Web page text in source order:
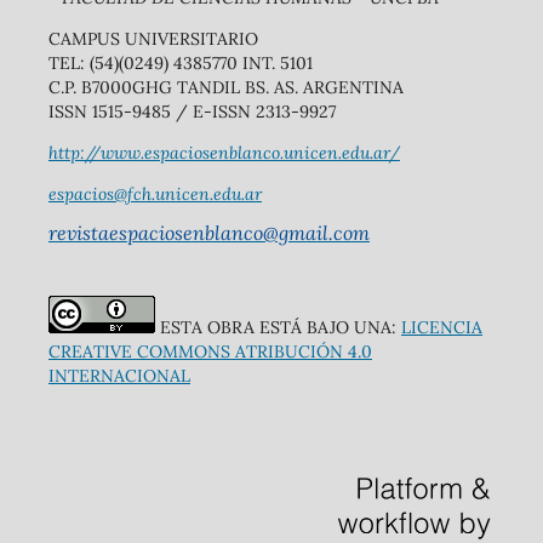
CAMPUS UNIVERSITARIO
TEL: (54)(0249) 4385770 INT. 5101
C.P. B7000GHG TANDIL BS. AS. ARGENTINA
ISSN 1515-9485 / E-ISSN 2313-9927
http://www.espaciosenblanco.unicen.edu.ar/
espacios@fch.unicen.edu.ar
revistaespaciosenblanco@gmail.com
ESTA OBRA ESTÁ BAJO UNA: LICENCIA
CREATIVE COMMONS ATRIBUCIÓN 4.0
INTERNACIONAL